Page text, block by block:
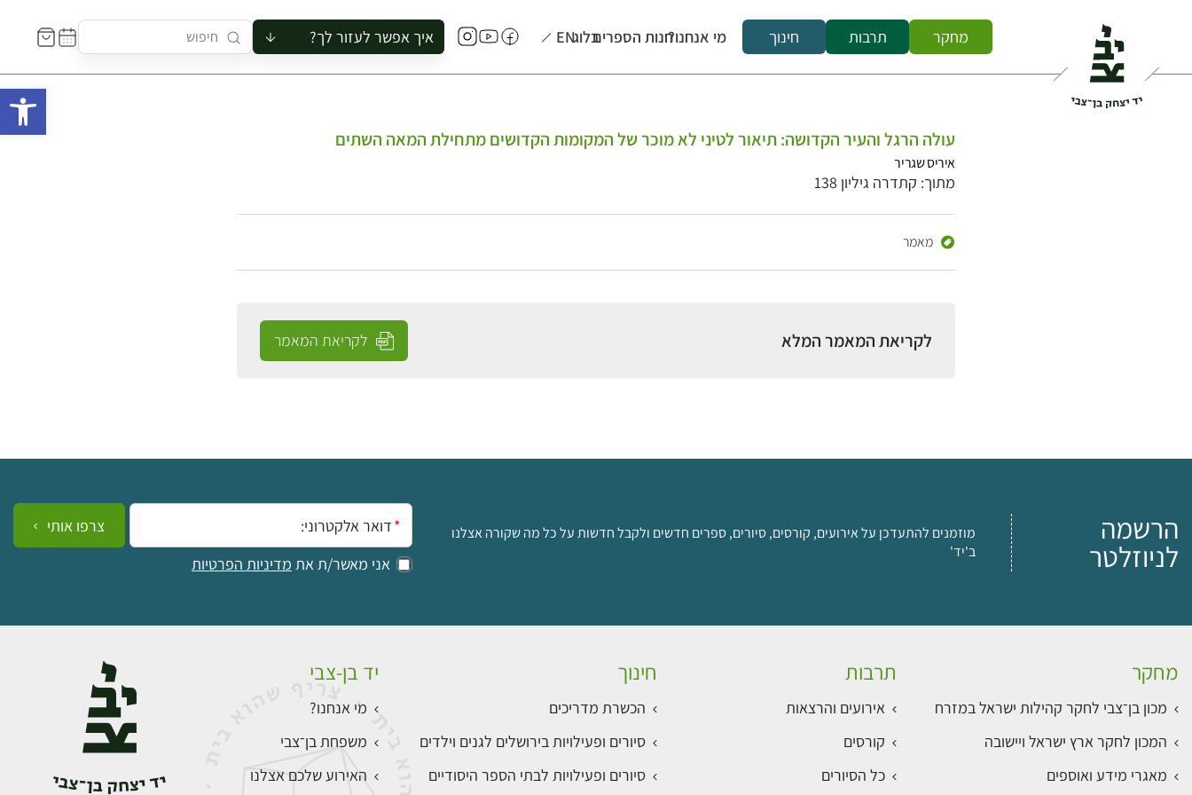
מחקר תרבות חינוך מי אנחנו?חנות הספריםבלוגEN איך אפשר לעזור לך?
להזמין סיור לקבוצה
להירשם לקורס
עולה הרגל והעיר הקדושה: תיאור לטיני לא מוכר של המקומות הקדושים מתחילת המאה השתים
איריס שגריר
מתוך: קתדרה גיליון 138
מאמר
לקריאת המאמר המלא לקריאת המאמר
הרשמה
לניוזלטר
מוזמנים להתעדכן על אירועים, קורסים, סיורים, ספרים חדשים ולקבל חדשות על כל מה שקורה אצלנו
ב'יד'
אימייל:
אני מאשר/ת את מדיניות הפרטיות
צרפו אותי
מחקר
מכון בן־צבי לחקר קהילות ישראל במזרח
המכון לחקר ארץ ישראל ויישובה
מאגרי מידע ואוספים
תרבות
אירועים והרצאות
קורסים
כל הסיורים
חינוך
הכשרת מדריכים
סיורים ופעילויות בירושלים לגנים וילדים
סיורים ופעילויות לבתי הספר היסודיים
יד בן-צבי
מי אנחנו?
משפחת בן־צבי
האירוע שלכם אצלנו